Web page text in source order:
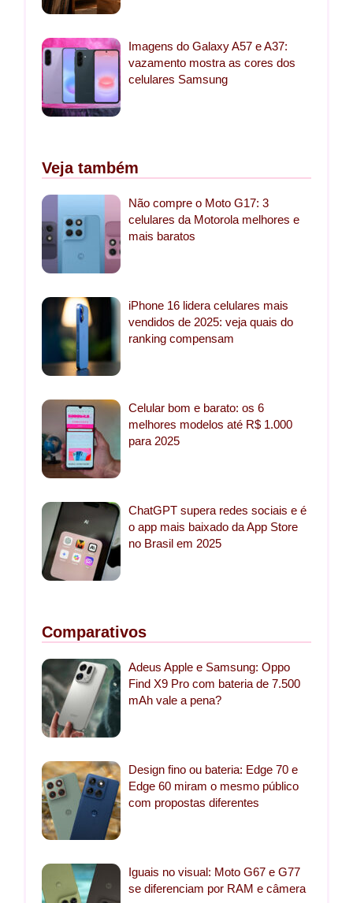
Imagens do Galaxy A57 e A37:
vazamento mostra as cores dos
celulares Samsung
Veja também
Não compre o Moto G17: 3
celulares da Motorola melhores e
mais baratos
iPhone 16 lidera celulares mais
vendidos de 2025: veja quais do
ranking compensam
Celular bom e barato: os 6
melhores modelos até R$ 1.000
para 2025
ChatGPT supera redes sociais e é
o app mais baixado da App Store
no Brasil em 2025
Comparativos
Adeus Apple e Samsung: Oppo
Find X9 Pro com bateria de 7.500
mAh vale a pena?
Design fino ou bateria: Edge 70 e
Edge 60 miram o mesmo público
com propostas diferentes
Iguais no visual: Moto G67 e G77
se diferenciam por RAM e câmera